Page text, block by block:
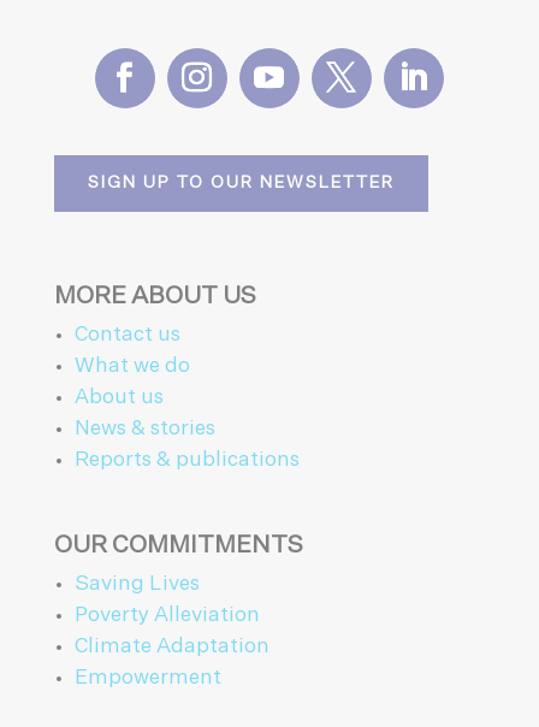
SIGN UP TO OUR NEWSLETTER
MORE ABOUT US
Contact us
What we do
About us
News & stories
Reports & publications
OUR COMMITMENTS
Saving Lives
Poverty Alleviation
Climate Adaptation
Empowerment